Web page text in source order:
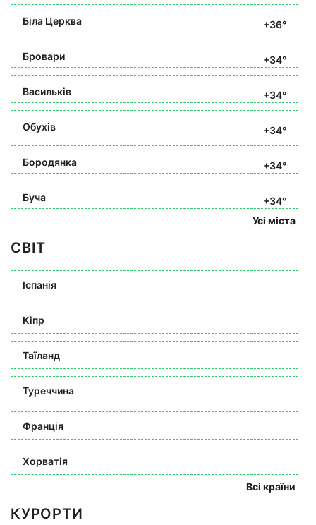
Біла Церква +36°
Бровари +34°
Васильків +34°
Обухів +34°
Бородянка +34°
Буча
+34°
Усі міста
СВІТ
Іспанія
Кіпр
Таїланд
Туреччина
Франція
Хорватія
Всі країни
КУРОРТИ